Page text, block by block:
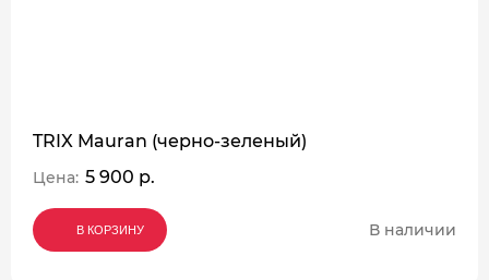
TRIX Mauran (черно-зеленый)
Цена: 5 900 р.
В КОРЗИНУ
В КОРЗИНУ
В КОРЗИНУ В наличии